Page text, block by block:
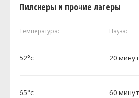
Пилснеры и прочие лагеры
Температура: Пауза:
52°c 20 минут
65°c 60 минут